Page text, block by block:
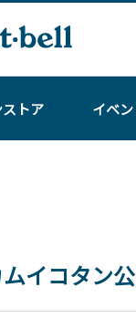
トア イベ
イコタン